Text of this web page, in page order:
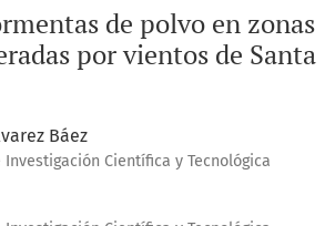
de polvo en zonas
por vientos de Santa
Báez
Científica y Tecnológica